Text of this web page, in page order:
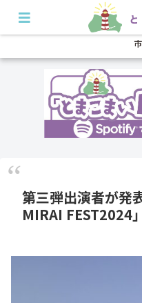
開店・閉店 イベント
第三弾出演者が発
MIRAI FEST2024